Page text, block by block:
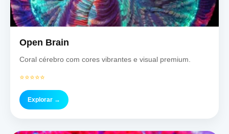
Open Brain
Coral cérebro com cores vibrantes e visual premium.
⭐⭐⭐⭐⭐
Explorar →